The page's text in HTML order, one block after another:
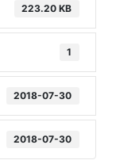
223.20 KB
1
2018-07-30
2018-07-30